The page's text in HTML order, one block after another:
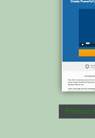
Previous